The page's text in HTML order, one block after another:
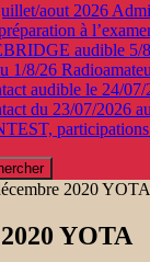
aout 2026
à
audible 5/
1/8/26
audible le 24/07/
du 23/07/2026
2020 YOTA
YOTA